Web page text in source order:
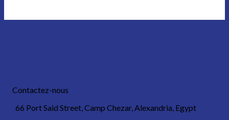
Contactez-nous
66 Port Said Street, Camp Chezar, Alexandria, Egypt